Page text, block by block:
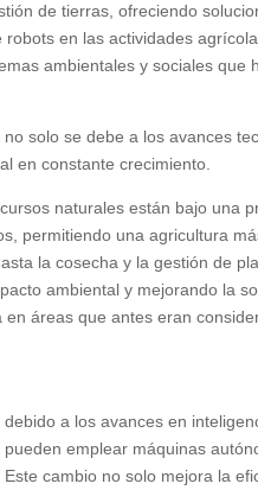
de tierras, ofreciendo
en las actividades
ambientales y sociales que
solo se debe a los avances
en constante crecimiento.
naturales están bajo una
permitiendo una agricultura
la cosecha y la gestión de
ambiental y mejorando la
áreas que antes eran
a los avances en
emplear máquinas
cambio no solo mejora la